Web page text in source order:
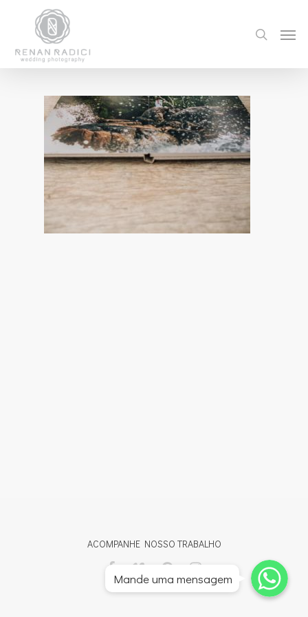
ACOMPANHE NOSSO TRABALHO
Whatsapp
Whatsapp
Whatsapp
Mande uma mensagem